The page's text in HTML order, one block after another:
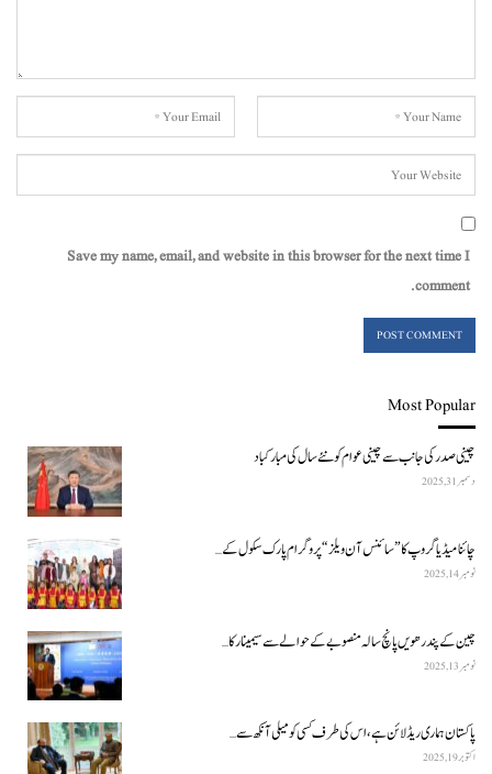
Save my name, email, and website in this browser for the next time I
comment.
Most Popular
چینی صدر کی جانب سے چینی عوام کو نئے سال کی مبارکباد
دسمبر 31, 2025
چائنا میڈیا گروپ کا ”سائنس آن ویلز“ پروگرام پارک سکول کے…
نومبر 14, 2025
چین کے پندرھویں پانچ سالہ منصوبے کے حوالے سے سیمینار کا…
نومبر 13, 2025
پاکستان ہماری ریڈ لائن ہے، اس کی طرف کسی کو میلی آنکھ سے…
اکتوبر 19, 2025